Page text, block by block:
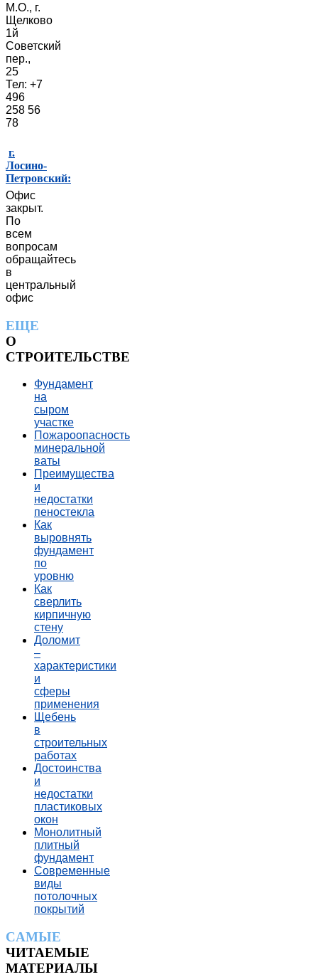
М.О., г.
Щелково
1й
Советский
пер.,
25
Тел: +7
496
258 56
78
г.
Лосино-
Петровский:
Офис
закрыт.
По
всем
вопросам
обращайтесь
в
центральный
офис
ЕЩЕ
О
СТРОИТЕЛЬСТВЕ
Фундамент
на
сыром
участке
Пожароопасность
минеральной
ваты
Преимущества
и
недостатки
пеностекла
Как
выровнять
фундамент
по
уровню
Как
сверлить
кирпичную
стену
Доломит
–
характеристики
и
сферы
применения
Щебень
в
строительных
работах
Достоинства
и
недостатки
пластиковых
окон
Монолитный
плитный
фундамент
Современные
виды
потолочных
покрытий
CАМЫЕ
ЧИТАЕМЫЕ
МАТЕРИАЛЫ